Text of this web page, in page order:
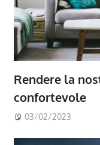
Rendere la
confortevole
03/02/2023